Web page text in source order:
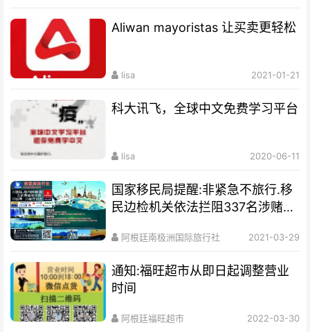
Aliwan mayoristas 让买卖更轻松
lisa 2021-01-21
科大讯飞，全球中文免费学习平台
lisa 2020-06-11
国家移民局提醒:非紧急不旅行.移
民边检机关依法拦阻337名涉赌涉
阿根廷南极洲国际旅行社 2021-03-29
通知:福旺超市从即日起调整营业
时间
阿根廷福旺超市 2022-03-30